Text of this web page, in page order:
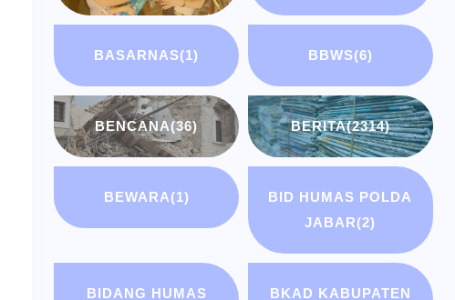
BASARNAS(1) BBWS(6)
BENCANA(36) BERITA(2314)
BEWARA(1)
BID HUMAS POLDA
JABAR(2)
BIDANG HUMAS
BKAD KABUPATEN